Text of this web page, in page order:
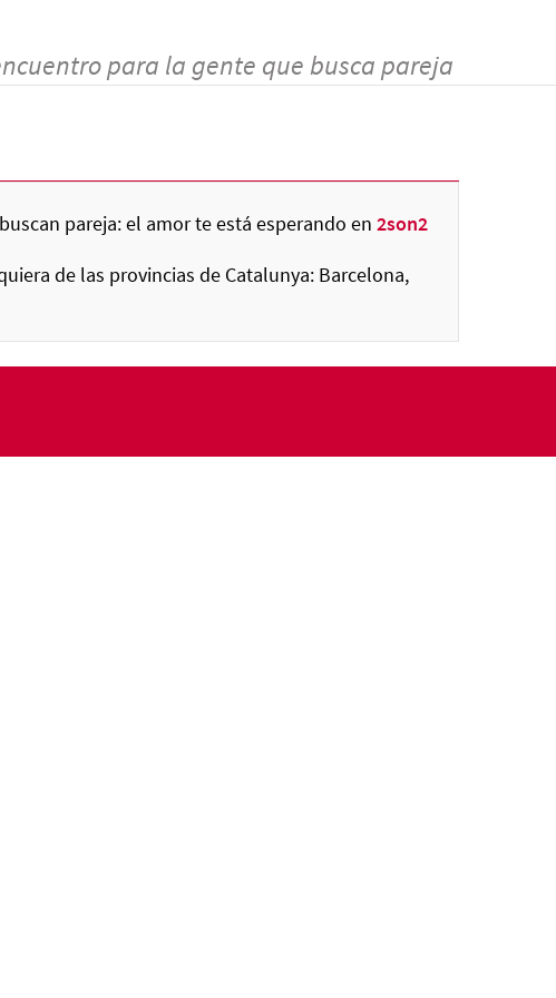
para la gente que busca pareja
pareja: el amor te está esperando en 2son2
de las provincias de Catalunya: Barcelona,